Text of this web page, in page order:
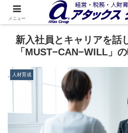
新入社員とキャリアを話
「MUST−CAN−WILL」
人材育成
メニュー